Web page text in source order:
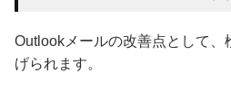
Outlookメールの改善点として、
げられます。